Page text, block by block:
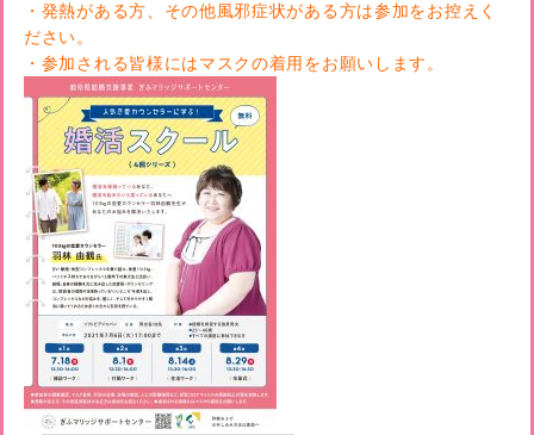
・発熱がある方、その他風邪症状がある方は参加をお控えく
ださい。
・参加される皆様にはマスクの着用をお願いします。